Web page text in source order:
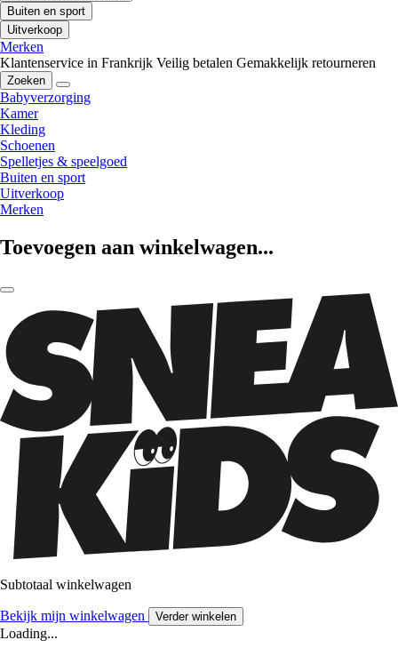
Buiten en sport
Uitverkoop
Merken
Klantenservice in Frankrijk Veilig betalen Gemakkelijk retourneren
Zoeken
Babyverzorging
Kamer
Kleding
Schoenen
Spelletjes & speelgoed
Buiten en sport
Uitverkoop
Merken
Toevoegen aan winkelwagen...
Subtotaal winkelwagen
Bekijk mijn winkelwagen Verder winkelen
Loading...